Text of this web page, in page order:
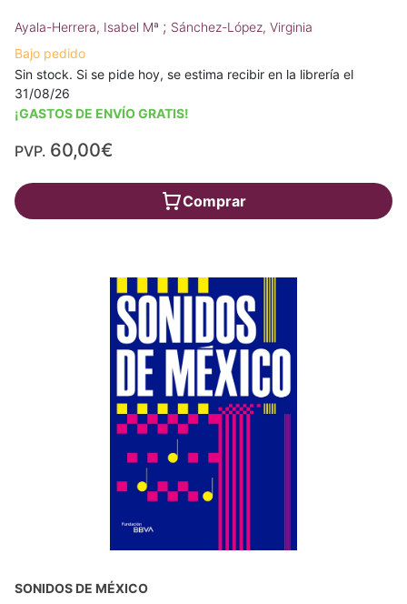
Ayala-Herrera, Isabel Mª ; Sánchez-López, Virginia
Bajo pedido
Sin stock. Si se pide hoy, se estima recibir en la librería el
31/08/26
¡GASTOS DE ENVÍO GRATIS!
PVP. 60,00€
Comprar
SONIDOS DE MÉXICO